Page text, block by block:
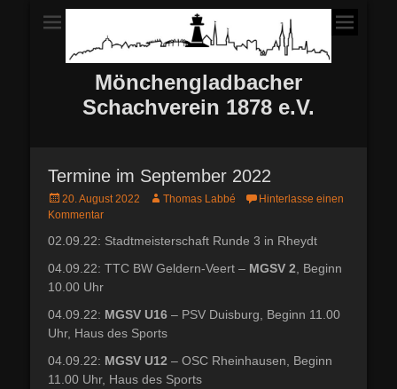
Mönchengladbacher
Schachverein 1878 e.V.
Termine im September 2022
Posted
on
20. August 2022 AutorThomas Labbé
Hinterlasse einen
Kommentar
02.09.22: Stadtmeisterschaft Runde 3 in Rheydt
04.09.22: TTC BW Geldern-Veert – MGSV 2 , Beginn
10.00 Uhr
04.09.22: MGSV U16 – PSV Duisburg, Beginn 11.00
Uhr, Haus des Sports
04.09.22: MGSV U12 – OSC Rheinhausen, Beginn
11.00 Uhr, Haus des Sports